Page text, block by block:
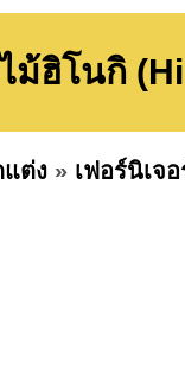
ฮิโนกิ
ต่ง » เฟอร์นิเจอ